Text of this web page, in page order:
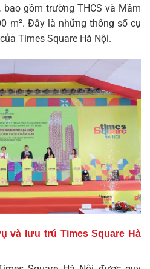
gồm trường THCS và Mầm
m². Đây là những thông số cụ
Times Square Hà Nội.
và lưu trú Times Square Hà